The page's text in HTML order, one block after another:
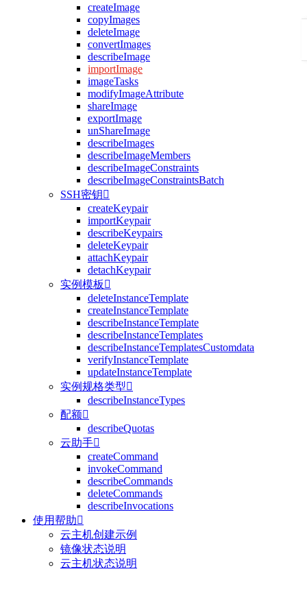
createImage
copyImages
deleteImage
convertImages
describeImage
importImage
imageTasks
modifyImageAttribute
shareImage
exportImage
unShareImage
describeImages
describeImageMembers
describeImageConstraints
describeImageConstraintsBatch
SSH密钥
createKeypair
importKeypair
describeKeypairs
deleteKeypair
attachKeypair
detachKeypair
实例模板 
deleteInstanceTemplate
createInstanceTemplate
describeInstanceTemplate
describeInstanceTemplates
describeInstanceTemplatesCustomdata
verifyInstanceTemplate
updateInstanceTemplate
实例规格类型
describeInstanceTypes
配额
describeQuotas
云助手
createCommand
invokeCommand
describeCommands
deleteCommands
describeInvocations
使用帮助
云主机创建示例
镜像状态说明
云主机状态说明